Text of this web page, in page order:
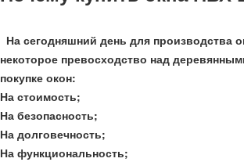
На сегодняшний день для производства
некоторое превосходство над
покупке окон:
На стоимость;
На безопасность;
На долговечность;
На функциональность;